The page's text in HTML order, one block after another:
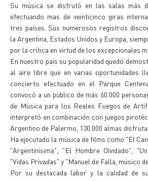
Su música se disfrutó en las salas más
efectuando mas de veinticinco giras
tres países. Sus numerosos registros
la Argentina, Estados Unidos y Europa,
por la crítica en virtud de los excepcionales
En nuestro país su popularidad quedó
al aire libre que en varias oportunidades
concierto efectuado en el Parque
convocó a un público de más 60.000
de Música para los Reales Fuegos de
interpretó en combinación con juegos
Argentino de Palermo, 130.000 almas
Ha ejecutado la música de films como "El
"Argentinísima"; "El Hombre Olvidado",
"Vidas Privadas" y "Manuel de Falla, músico
Por su destacada labor y la calidad de